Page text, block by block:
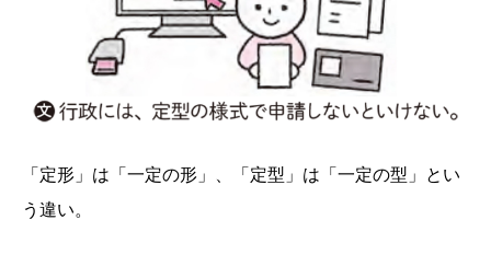
「定形」は「一定の形」、「定型」は「一定の型」とい
う違い。